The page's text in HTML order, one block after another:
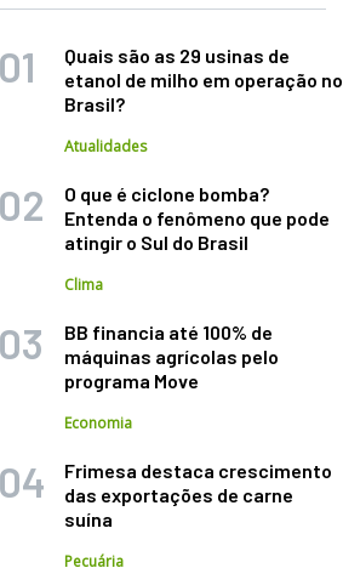
Quais são as 29 usinas de
etanol de milho em operação no
Brasil?
Atualidades
O que é ciclone bomba?
Entenda o fenômeno que pode
atingir o Sul do Brasil
Clima
BB financia até 100% de
máquinas agrícolas pelo
programa Move
Economia
Frimesa destaca crescimento
das exportações de carne
suína
Pecuária